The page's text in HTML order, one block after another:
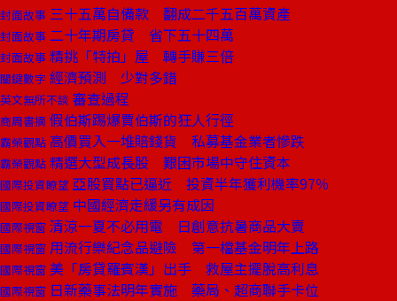
封面故事 三十五萬自備款 翻成二千五百萬資產
封面故事 二十年期房貸 省下五十四萬
封面故事 精挑「特拍」屋 轉手賺三倍
關鍵數字 經濟預測 少對多錯
英文無所不談 審查過程
商周書摘 假伯斯踢爆賈伯斯的狂人行徑
霸榮觀點 高價買入一堆賠錢貨 私募基金業者慘跌
霸榮觀點 精選大型成長股 艱困市場中守住資本
國際投資瞭望 亞股買點已逼近 投資半年獲利機率97％
國際投資瞭望 中國經濟走緩另有成因
國際視窗 清涼一夏不必用電 日創意抗暑商品大賣
國際視窗 用流行樂紀念品避險 第一檔基金明年上路
國際視窗 美「房貸羅賓漢」出手 救屋主擺脫高利息
國際視窗 日新藥事法明年實施 藥局、超商聯手卡位